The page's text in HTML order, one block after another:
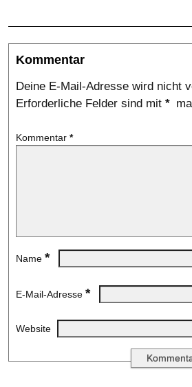
Kommentar
Deine E-Mail-Adresse wird nicht
Erforderliche Felder sind mit *
Kommentar *
Name *
E-Mail-Adresse *
Website